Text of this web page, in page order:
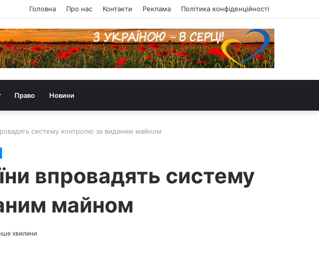
Головна Про нас Контакти Реклама Політика конфіденційності
Право Новини
систему контролю за виданим майном
впровадять систему
майном
хвилини